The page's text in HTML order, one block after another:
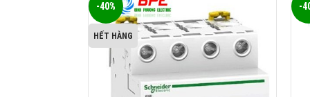
-40%
HẾT HÀNG
-